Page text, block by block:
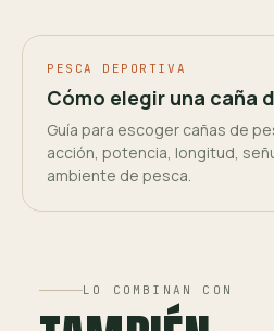
PESCA DEPORTIVA
Cómo elegir una caña
Guía para escoger cañas de
acción, potencia, longitud,
ambiente de pesca.
LO COMBINAN CON